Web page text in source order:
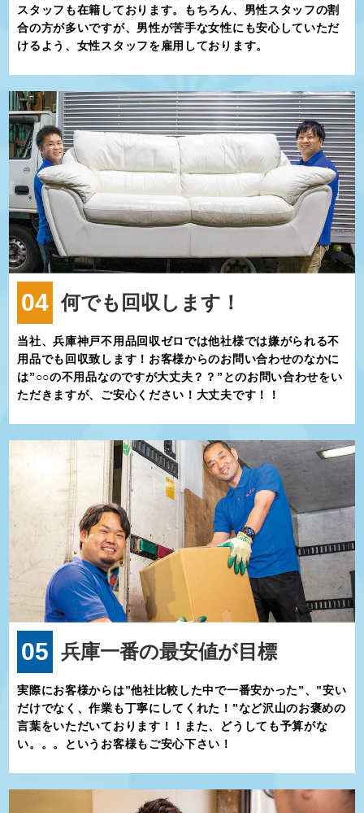
スタッフも在籍しております。もちろん、男性スタッフの割
合の方が多いですが、男性が苦手な女性にも安心していただ
けるよう、女性スタッフを雇用しております。
04 何でも回収します！
当社、兵庫神戸不用品回収ゼロでは他社様では嫌がられる不
用品でも回収致します！お客様からのお問い合わせのなかに
は”○○の不用品なのですが大丈夫？？”とのお問い合わせをい
ただきますが、ご安心ください！大丈夫です！！
05 兵庫一番の最安値が目標
実際にお客様からは”他社比較した中で一番安かった”、”安い
だけでなく、作業も丁寧にしてくれた！”など沢山のお褒めの
言葉をいただいております！！また、どうしても予算がな
い。。。というお客様もご安心下さい！